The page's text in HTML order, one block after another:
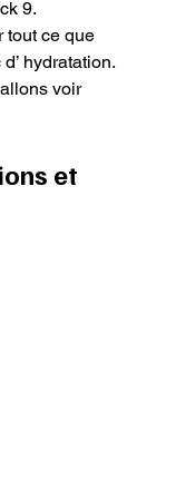
9.
tout ce que
hydratation.
voir
et